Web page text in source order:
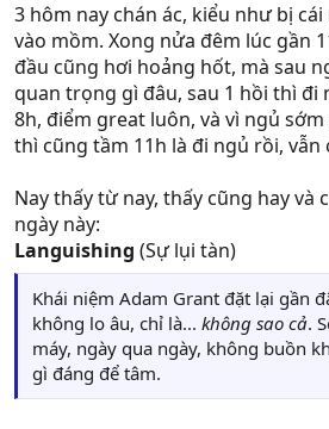
3 hôm nay chán ác, kiểu như bị
vào mồm. Xong nửa đêm lúc gần
đầu cũng hơi hoảng hốt, mà sau
quan trọng gì đâu, sau 1 hồi thì đi
8h, điểm great luôn, và vì ngủ
thì cũng tầm 11h là đi ngủ rồi, vẫn
Nay thấy từ nay, thấy cũng hay và
ngày này:
Languishing (Sự lụi tàn)
Khái niệm Adam Grant đặt lại gần
không lo âu, chỉ là... không sao cả.
máy, ngày qua ngày, không buồn
gì đáng để tâm.